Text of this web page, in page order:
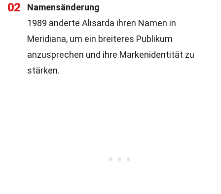
02
Namensänderung
1989 änderte Alisarda ihren Namen in
Meridiana, um ein breiteres Publikum
anzusprechen und ihre Markenidentität zu
stärken.